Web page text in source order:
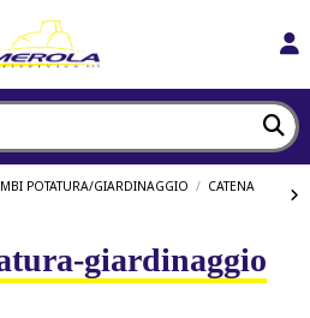
POTATURA/GIARDINAGGIO
CATENA
giardinaggio